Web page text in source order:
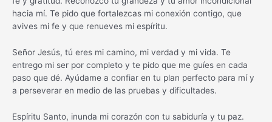
hacia mí. Te pido que fortalezcas mi conexión contigo, que
avives mi fe y que renueves mi espíritu.
Señor Jesús, tú eres mi camino, mi verdad y mi vida. Te
entrego mi ser por completo y te pido que me guíes en cada
paso que dé. Ayúdame a confiar en tu plan perfecto para mí y
a perseverar en medio de las pruebas y dificultades.
Espíritu Santo, inunda mi corazón con tu sabiduría y tu paz.